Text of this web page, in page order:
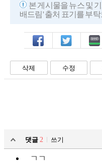
본 게시물을 뉴스 및
배드림' 출처 표기를 부
페북 트윗 밴드
삭제 수정
댓글 2
쓰기
ㄱㄱ